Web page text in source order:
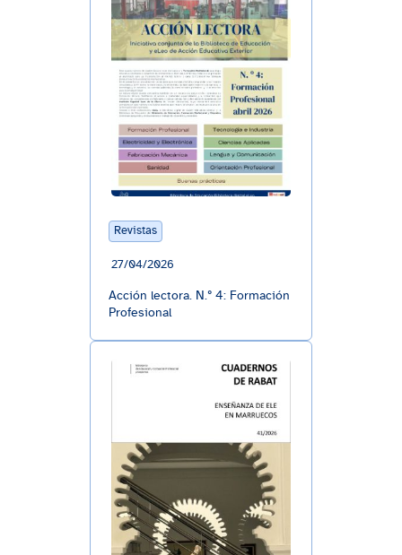
Revistas
27/04/2026
Acción lectora. N.º 4: Formación
Profesional